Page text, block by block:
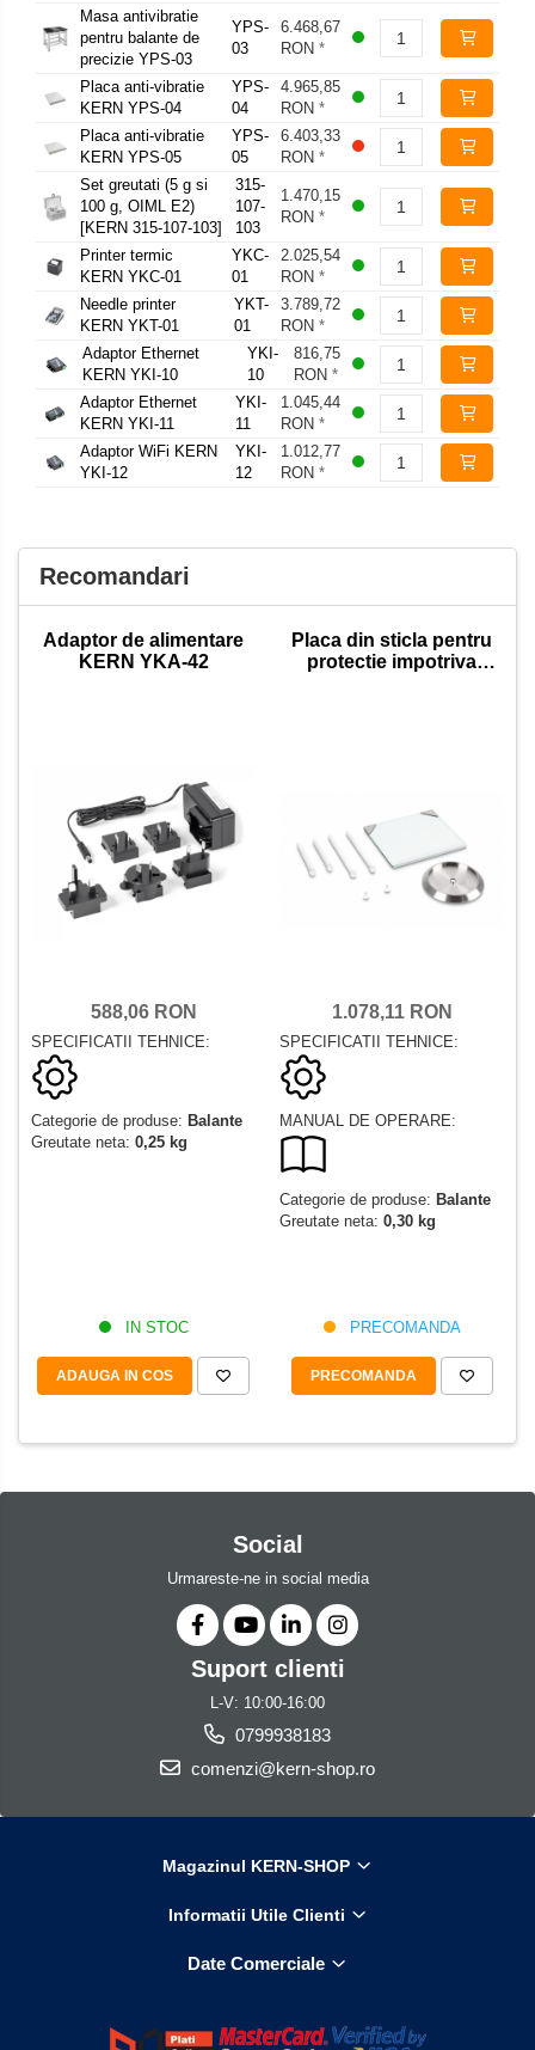
Masa antivibratie
pentru balante de
precizie YPS-03
YPS-
03
6.468,67
RON *
Placa anti-vibratie
KERN YPS-04
YPS-
04
4.965,85
RON *
Placa anti-vibratie
KERN YPS-05
YPS-
05
6.403,33
RON *
Set greutati (5 g si
100 g, OIML E2)
[KERN 315-107-103]
315-
107-
103
1.470,15
RON *
Printer termic
KERN YKC-01
YKC-
01
2.025,54
RON *
Needle printer
KERN YKT-01
YKT-
01
3.789,72
RON *
Adaptor Ethernet
KERN YKI-10
YKI-
10
816,75
RON*
Adaptor Ethernet
KERN YKI-11
YKI-
11
1.045,44
RON *
Adaptor WiFi KERN
YKI-12
YKI-
12
1.012,77
RON *
Recomandari
Adaptor de alimentare
KERN YKA-42
588,06 RON
SPECIFICATII TEHNICE:
Categorie de produse: Balante
Greutate neta: 0,25 kg
IN STOC
ADAUGA IN COS
Placa din sticla pentru
protectie impotriva
1.078,11 RON
SPECIFICATII TEHNICE:
MANUAL DE OPERARE:
Categorie de produse: Balante
Greutate neta: 0,30 kg
PRECOMANDA
PRECOMANDA
Social
Urmareste-ne in social media
Suport clienti
L-V: 10:00-16:00
0799938183
comenzi@kern-shop.ro
Magazinul KERN-SHOP
Informatii Utile Clienti
Date Comerciale